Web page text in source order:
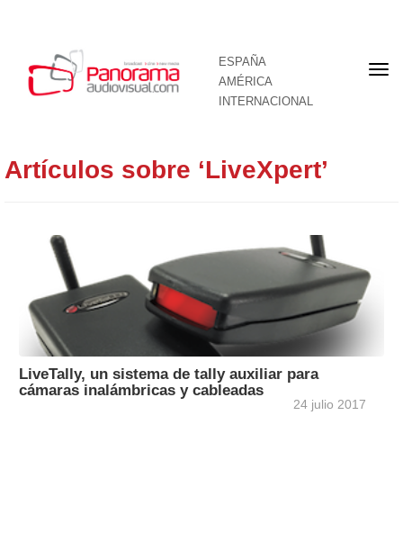
ESPAÑA
AMÉRICA
INTERNACIONAL
Artículos sobre ‘LiveXpert’
LiveTally, un sistema de tally auxiliar para
cámaras inalámbricas y cableadas
24 julio 2017